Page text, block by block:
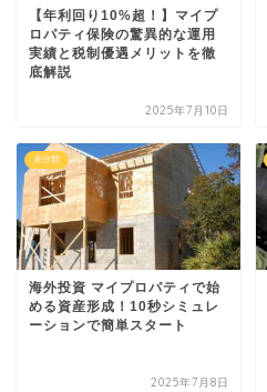
【年利回り10%超！】マイプ
ロパティ保険の驚異的な運用
実績と税制優遇メリットを徹
底解説
2025年7月10日
未分類
海外投資 マイプロパティで始
める資産形成！10秒シミュレ
ーションで簡単スタート
2025年7月8日